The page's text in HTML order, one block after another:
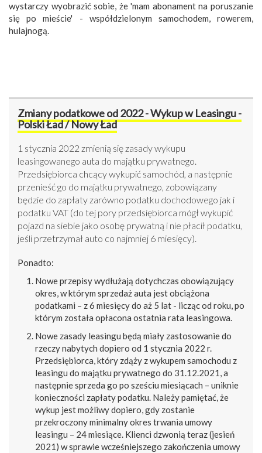
wystarczy wyobrazić sobie, że 'mam abonament na poruszanie
się po mieście' - współdzielonym samochodem, rowerem,
hulajnogą.
Zmiany podatkowe od 2022 - Wykup w Leasingu -
Polski Ład / Nowy Ład
1 stycznia 2022 zmienią się zasady wykupu
leasingowanego auta do majątku prywatnego.
Przedsiębiorca chcący wykupić samochód, a następnie
przenieść go do majątku prywatnego, zobowiązany
będzie do zapłaty zarówno podatku dochodowego jak i
podatku VAT (do tej pory przedsiębiorca mógł wykupić
pojazd na siebie jako osobę prywatną i nie płacił podatku,
jeśli przetrzymał auto co najmniej 6 miesięcy).
Ponadto:
Nowe przepisy wydłużają dotychczas obowiązujący
okres, w którym sprzedaż auta jest obciążona
podatkami – z 6 miesięcy do aż 5 lat - licząc od roku, po
którym została opłacona ostatnia rata leasingowa.
Nowe zasady leasingu będą miały zastosowanie do
rzeczy nabytych dopiero od 1 stycznia 2022 r.
Przedsiębiorca, który zdąży z wykupem samochodu z
leasingu do majątku prywatnego do 31.12.2021, a
następnie sprzeda go po sześciu miesiącach – uniknie
konieczności zapłaty podatku. Należy pamiętać, że
wykup jest możliwy dopiero, gdy zostanie
przekroczony minimalny okres trwania umowy
leasingu – 24 miesiące. Klienci dzwonią teraz (jesień
2021) w sprawie wcześniejszego zakończenia umowy